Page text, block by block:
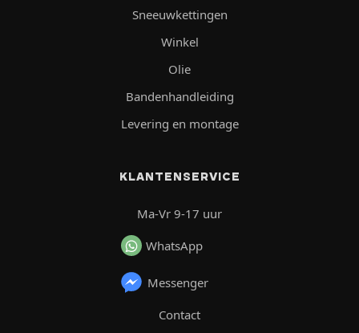
Sneeuwkettingen
Winkel
Olie
Bandenhandleiding
Levering en montage
KLANTENSERVICE
Ma-Vr 9-17 uur
WhatsApp
Messenger
Contact